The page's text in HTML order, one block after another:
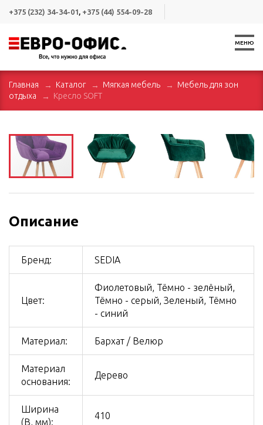
+375 (232) 34-34-01, +375 (44) 554-09-28
МЕНЮ
Главная Каталог Мягкая мебель
Мебель для зон
отдыха
Кресло SOFT
Описание
Бренд: SEDIA
Цвет:
Фиолетовый, Тёмно - зелёный,
Тёмно - серый, Зеленый, Тёмно
- синий
Материал: Бархат / Велюр
Материал
основания:
Дерево
Ширина
(B, мм):
410